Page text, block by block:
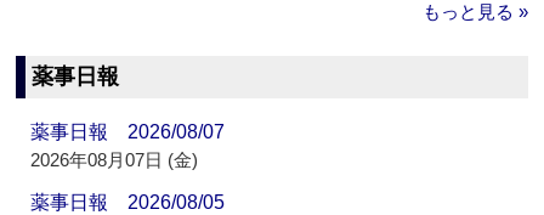
もっと見る »
薬事日報
薬事日報 2026/08/07
2026年08月07日 (金)
薬事日報 2026/08/05